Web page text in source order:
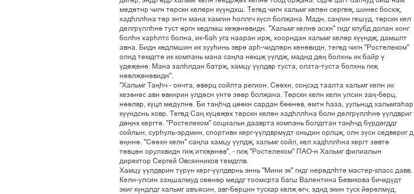
ìåä³òíð ÷èãí ò´ðñêí êåë³ðí ê¢¢íäõø. Òåã³ä ÷èãí õàëüìã êåë³í ñåðã³š, øèí³ñ áîñõš,
õàäºëëºíà ò´ð ýíòí ìàíà õàìãèí ºîëëã÷ ê¢ñë áîëšàíà. Ìàäí, ñàœãèí ãåø¢ä, ò´ðñêí êåë
äåëãð¢ëëºí³ òóñò ´ðãí ê´äëìø êåš³í³âèäí. "Õàëüìã êåëí³ àñõí" ãèäã êëóáä äîëàí õîíã
áîëºí õàðºëòñ áîëíà, èê-áàº óãà íààðàí èðš, õîîðíäàí õàëüìã êåë³ð ê¢¢íäš, äàìøëò
àâíà. Áèäí ê´äëìøèí èê çóóºèíü ýâð³ àðº-÷èäë³ðí êåí³âèäí, òåã³ä ÷èãí "Ðîñòåëåêîì"
îëíä òåìäãò³ èê êîìïàíü ìàíà ñàœëà í´êöš ¢¢ëäš, ìàäíä ä´œ áîëõíü èê áàéð ¢
¢ä³š³í³. Ìàíà çàëºëäàí áàòðš, õàìöó ¢¢ëäâð òóñòà, îëçòà-òóñòà áîëõíü ãèš
í³³ëš³í³âèäí".
"Õàëüìã Òàœº÷ - îí÷òà, ´â³ðö ñîéëòà ðåãèîí. Ñ³³õí, ñîœñõä òààëòà õàëüìã êåëí èê
êåç³í³ñ àâí ´âêíðèí ¢ëä³ñí ¢íò³ ç´´ð áîëšàíà. Ò´ðñêí êåëí êåëí óëñèí çàœ-á³ðö,
í³³ëâð, ê¢öë ìåä¢ëí³. Áè òàœº÷ä ö´´êí ñàðäàí á³³í³â, ³ìòí ºàçà, óóëüíöä õàëüìãàºàð
ê¢¢íäñíü õîâð. Òåã³ä Ñàœ ê¢ö³š³õ ò´ðñêí êåë³í õàäºëëºíà áîëí äåëãð¢ëëºí³ ¢¢ëäâðèã
ä´œíõ êåðãò³. "Ðîñòåëåêîì" ñîöèàëüí äààâðòà êîìïàíü áîëäãòàí òàœº÷ä á¢ðä³ãääã
ñîéëûí, ñóðºóëü-ýðäìèí, ñïîðòèâí êåðã-¢¢ëäâðì¢äò îíüäèí îðëöš, îëí ç¢ñí ñåäâ³ðèã ä
´œíí³. "Ñ³³õí êåëí" ñàœëà õàìöó ¢¢ëäš, õàëüìã ñîéë, êåë õàäºëëºíà êåðãò ç´âò³
ò³âö³í îðóëõâèäí ãèš èòêš³í³â", - ãèš "Ðîñòåëåêîì" ÏÀÎ-í Õàëüìã ôèëèàëûí
äèðåêòîð Ñåðãåé Îâñÿííèêîâ òåìäãëâ.
Õàìöó ¢¢ëäâðèí ò¢ð¢í êåðã-¢¢ëäâðíü ýííü "Ìèíè ýê" ãèäã íåð³äëºò³ ìàñòåð-êëàññ äàââ.
Êåëí-óëñèí çàœøàëìóä ñ³³í³ð ìåääã òîîìñðòà áàãø Âàëåíòèíà Áåâèêîâà áè÷êä¢äò
ýêèã ê¢íäëäã õàëüìã àâúÿñèí, àâã-á³ðöèí òóñêàð êåëš ´ã÷, ýäíä ýêèí òóñê é´ð³ëì¢ä,